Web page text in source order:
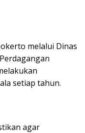
melalui Dinas
setiap tahun.
agar